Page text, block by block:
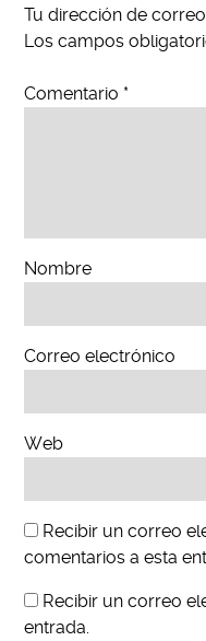
Tu dirección de
Los campos
Comentario *
Nombre
Correo electrónico
Web
Recibir un correo
comentarios a esta
Recibir un correo
entrada.